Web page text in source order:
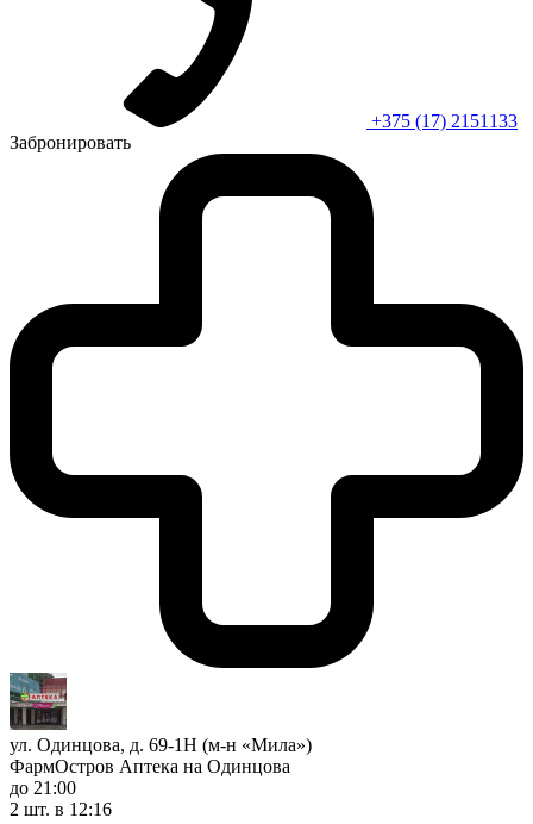
+375 (17) 2151133
Забронировать
ул. Одинцова, д. 69-1Н (м-н «Мила»)
ФармОстров Аптека на Одинцова
до 21:00
2 шт. в 12:16